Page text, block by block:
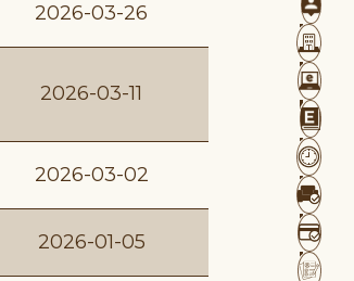
2026-03-26
2026-03-11
2026-03-02
2026-01-05